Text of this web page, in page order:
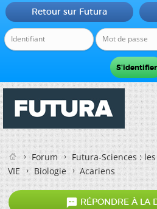
Retour sur Futura
Forum
Futura-Sciences :
VIE
Biologie Acariens
 RÉPONDRE À LA